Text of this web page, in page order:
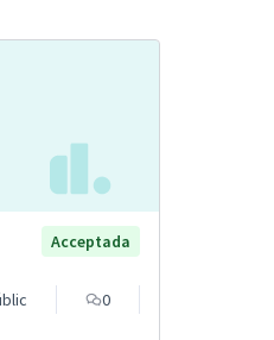
Acceptada
0